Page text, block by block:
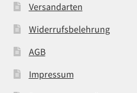
Versandarten
Widerrufsbelehrung
AGB
Impressum